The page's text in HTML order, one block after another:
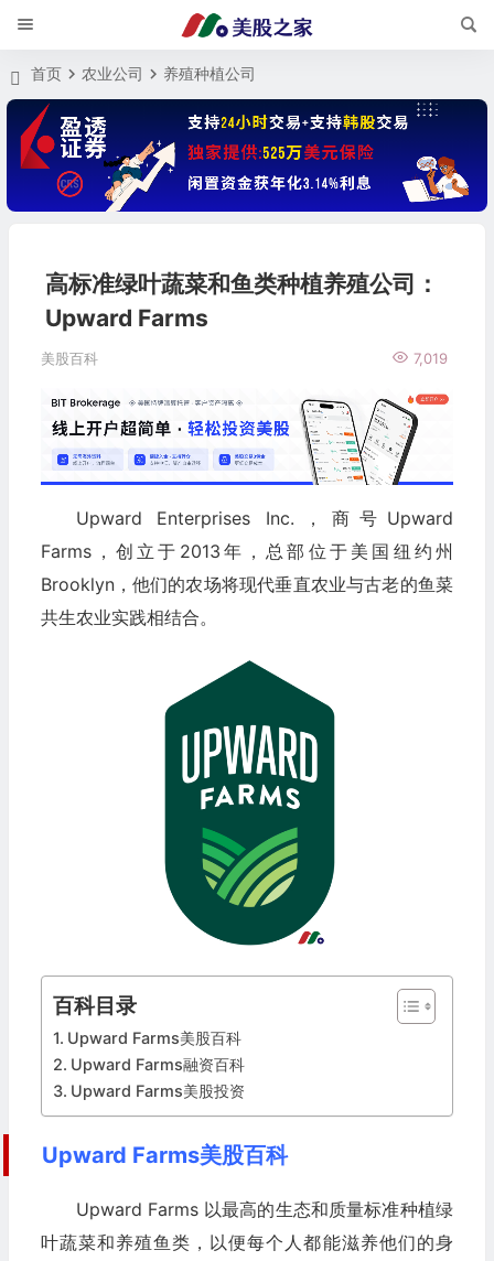
首页 农业公司 养殖种植公司
高标准绿叶蔬菜和鱼类种植养殖公司：
Upward Farms
美股百科 7,019
Upward Enterprises Inc.，商号Upward
Farms，创立于2013年，总部位于美国纽约州
Brooklyn，他们的农场将现代垂直农业与古老的鱼菜
共生农业实践相结合。
百科目录
Upward Farms美股百科
Upward Farms融资百科
Upward Farms美股投资
Upward Farms美股百科
Upward Farms 以最高的生态和质量标准种植绿
叶蔬菜和养殖鱼类，以便每个人都能滋养他们的身